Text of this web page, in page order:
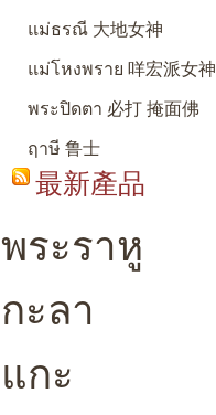
แม่ธรณี 大地女神
แม่โหงพราย 咩宏派女神
พระปิดตา 必打 掩面佛
ฤาษี 鲁士
最新產品
พระราหู
กะลา
แกะ